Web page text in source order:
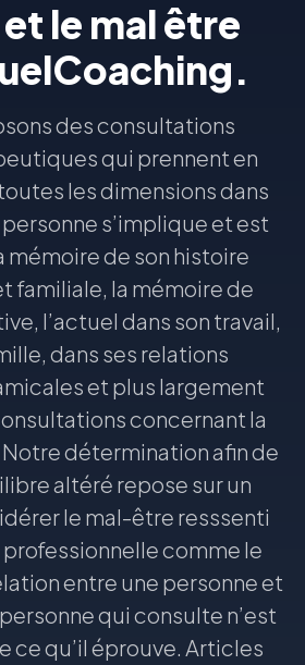
le mal être
des consultations
qui prennent en
les dimensions dans
s’implique et est
mémoire de son histoire
familiale, la mémoire de
l’actuel dans son travail,
dans ses relations
et plus largement
concernant la
détermination afin de
altéré repose sur un
le mal-être resssenti
comme le
entre une personne et
qui consulte n’est
ce qu’il éprouve. Articles